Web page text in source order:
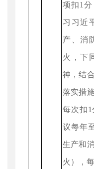
项扣1
习习近
产、消
火，下
神，结
落实措
每次扣
议每年
生产和
火），